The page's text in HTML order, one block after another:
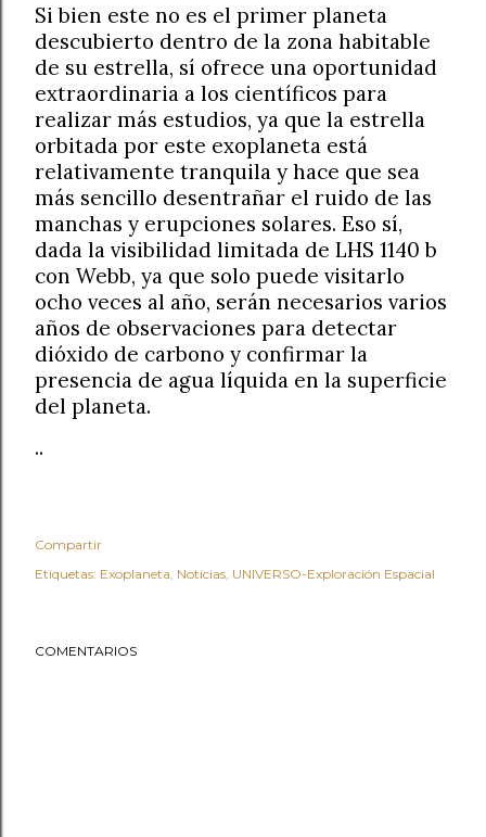
Si bien este no es el primer planeta
descubierto dentro de la zona habitable
de su estrella, sí ofrece una oportunidad
extraordinaria a los científicos para
realizar más estudios, ya que la estrella
orbitada por este exoplaneta está
relativamente tranquila y hace que sea
más sencillo desentrañar el ruido de las
manchas y erupciones solares. Eso sí,
dada la visibilidad limitada de LHS 1140 b
con Webb, ya que solo puede visitarlo
ocho veces al año, serán necesarios varios
años de observaciones para detectar
dióxido de carbono y confirmar la
presencia de agua líquida en la superficie
del planeta.
..
Compartir
Etiquetas: Exoplaneta Noticias UNIVERSO-Exploración Espacial
COMENTARIOS